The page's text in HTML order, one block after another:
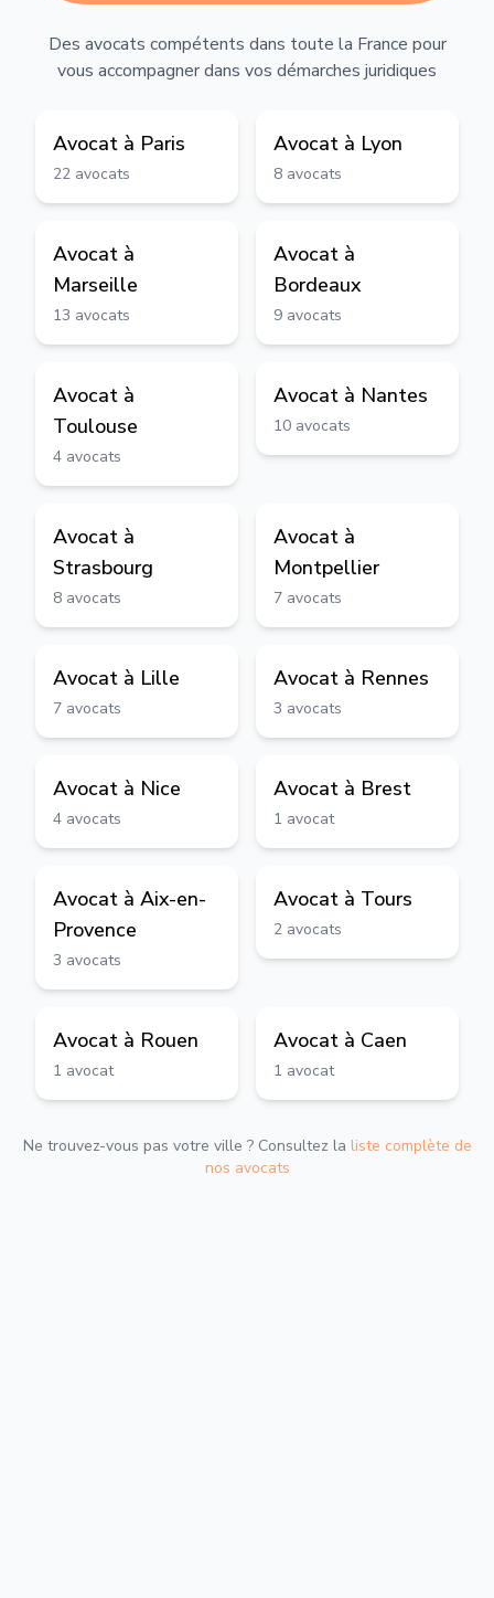
Des avocats compétents dans toute la France pour
vous accompagner dans vos démarches juridiques
Avocat à Paris
22 avocats
Avocat à Lyon
8 avocats
Avocat à
Marseille
13 avocats
Avocat à
Bordeaux
9 avocats
Avocat à
Toulouse
4 avocats
Avocat à Nantes
10 avocats
Avocat à
Strasbourg
8 avocats
Avocat à
Montpellier
7 avocats
Avocat à Lille
7 avocats
Avocat à Rennes
3 avocats
Avocat à Nice
4 avocats
Avocat à Brest
1 avocat
Avocat à Aix-en-
Provence
3 avocats
Avocat à Tours
2 avocats
Avocat à Rouen
1 avocat
Avocat à Caen
1 avocat
Ne trouvez-vous pas votre ville ? Consultez la liste complète de
nos avocats